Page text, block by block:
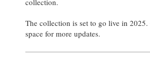
collection.
The collection is set to go live in
space for more updates.